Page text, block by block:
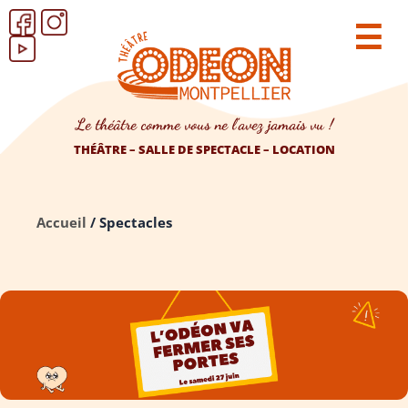
Le théâtre comme vous ne l’avez jamais vu !
THÉÂTRE – SALLE DE SPECTACLE – LOCATION
☰
Accueil / Spectacles